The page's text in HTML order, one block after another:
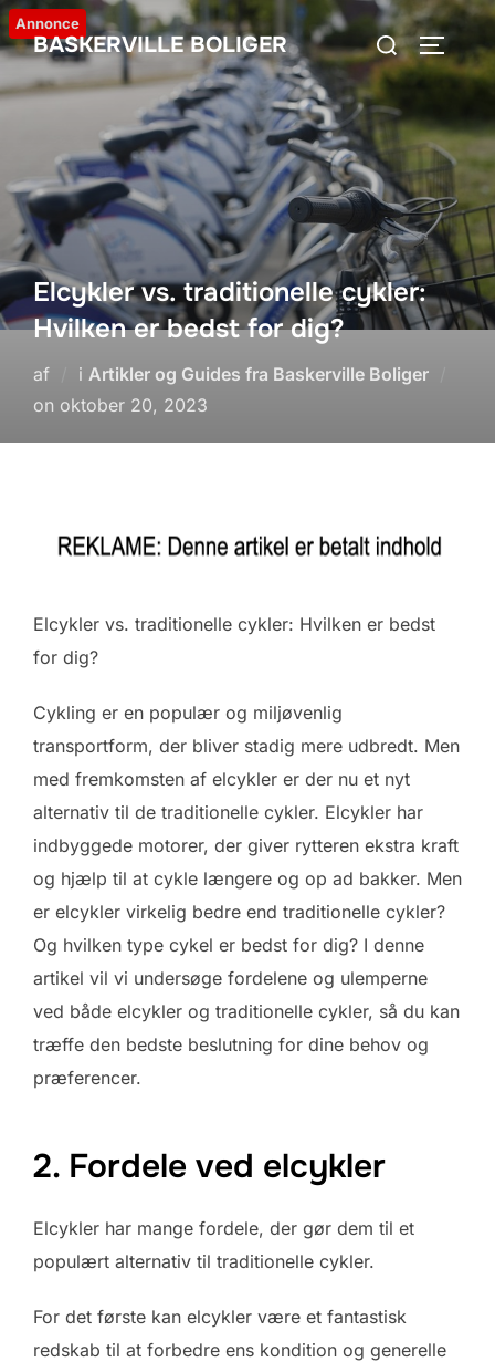
Videre
til
indhold
BASKERVILLE BOLIGER
Søg
efter:
SLÅ
Annonce
Elcykler vs. traditionelle cykler:
Hvilken er bedst for dig?
af i Artikler og Guides fra Baskerville Boliger
on Udgivet
oktober 20, 2023
Elcykler vs. traditionelle cykler: Hvilken er bedst
for dig?
Cykling er en populær og miljøvenlig
transportform, der bliver stadig mere udbredt. Men
med fremkomsten af elcykler er der nu et nyt
alternativ til de traditionelle cykler. Elcykler har
indbyggede motorer, der giver rytteren ekstra kraft
og hjælp til at cykle længere og op ad bakker. Men
er elcykler virkelig bedre end traditionelle cykler?
Og hvilken type cykel er bedst for dig? I denne
artikel vil vi undersøge fordelene og ulemperne
ved både elcykler og traditionelle cykler, så du kan
træffe den bedste beslutning for dine behov og
præferencer.
2. Fordele ved elcykler
Elcykler har mange fordele, der gør dem til et
populært alternativ til traditionelle cykler.
For det første kan elcykler være et fantastisk
redskab til at forbedre ens kondition og generelle